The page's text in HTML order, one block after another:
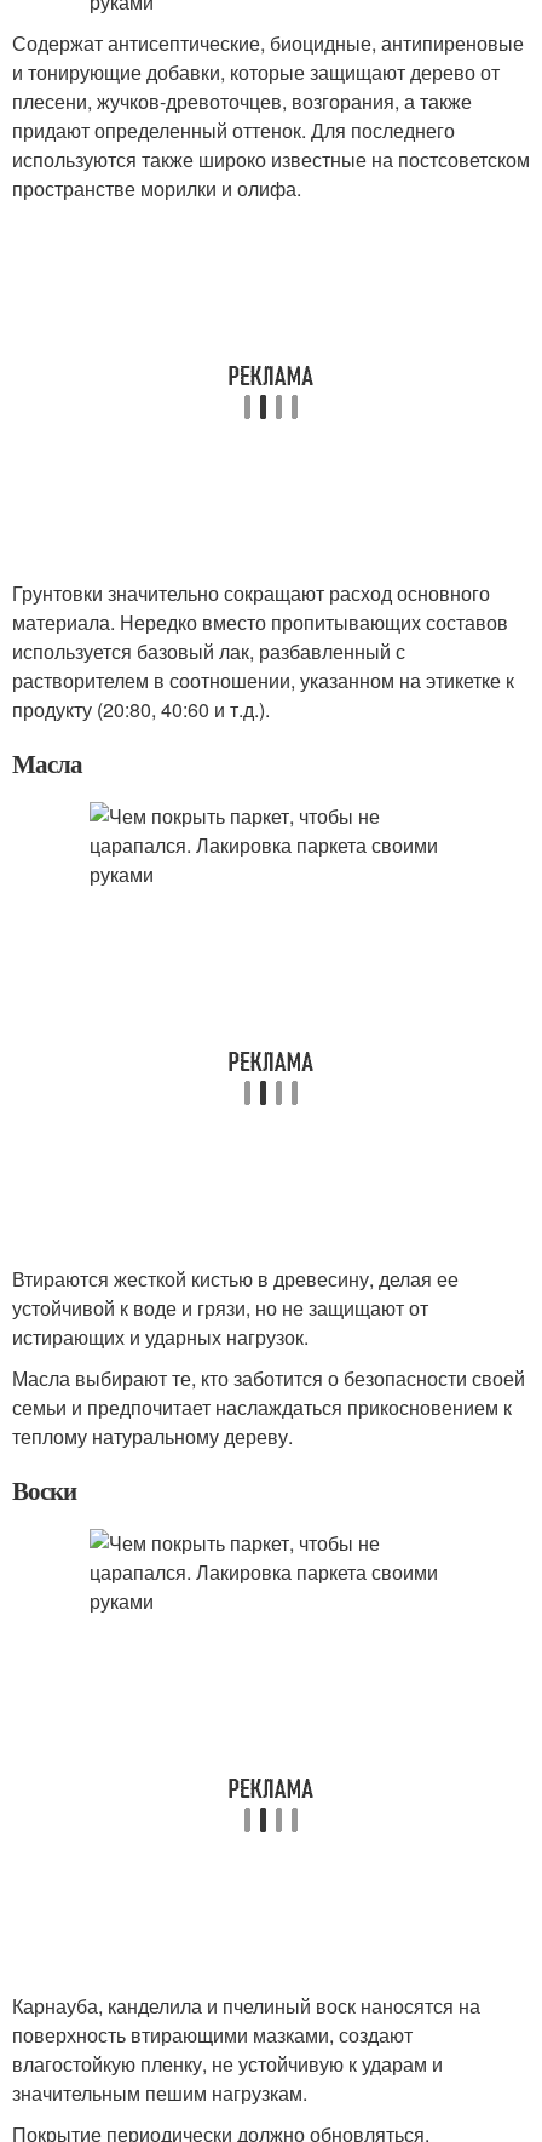
Содержат антисептические, биоцидные, антипиреновые
и тонирующие добавки, которые защищают дерево от
плесени, жучков-древоточцев, возгорания, а также
придают определенный оттенок. Для последнего
используются также широко известные на постсоветском
пространстве морилки и олифа.
Грунтовки значительно сокращают расход основного
материала. Нередко вместо пропитывающих составов
используется базовый лак, разбавленный с
растворителем в соотношении, указанном на этикетке к
продукту (20:80, 40:60 и т.д.).
Масла
Втираются жесткой кистью в древесину, делая ее
устойчивой к воде и грязи, но не защищают от
истирающих и ударных нагрузок.
Масла выбирают те, кто заботится о безопасности своей
семьи и предпочитает наслаждаться прикосновением к
теплому натуральному дереву.
Воски
Карнауба, канделила и пчелиный воск наносятся на
поверхность втирающими мазками, создают
влагостойкую пленку, не устойчивую к ударам и
значительным пешим нагрузкам.
Покрытие периодически должно обновляться.